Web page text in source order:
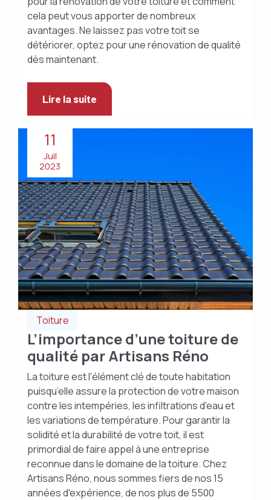
cela peut vous apporter de nombreux
avantages. Ne laissez pas votre toit se
détériorer, optez pour une rénovation de qualité
dès maintenant.
Lire la suite
11
Juil
2023
Toiture
L’importance d’une toiture de
qualité par Artisans Réno
La toiture est l'élément clé de toute habitation
puisqu’elle assure la protection de votre maison
contre les intempéries, les infiltrations d'eau et
les variations de température. Pour garantir la
solidité et la durabilité de votre toit, il est
primordial de faire appel à une entreprise
reconnue dans le domaine de la toiture. Chez
Artisans Réno, nous sommes fiers de nos 15
années d'expérience, de nos plus de 5500